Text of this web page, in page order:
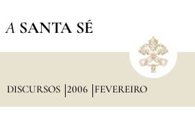
A SANTA SÉ
DISCURSOS 2006 FEVEREIRO